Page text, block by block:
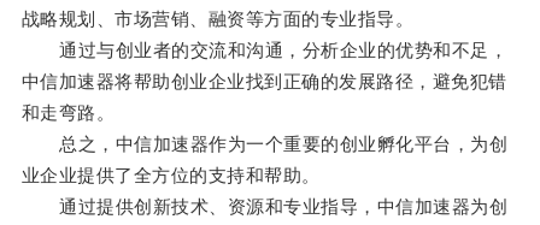
战略规划、市场营销、融资等方面的专业指导。
通过与创业者的交流和沟通，分析企业的优势和不足，
中信加速器将帮助创业企业找到正确的发展路径，避免犯错
和走弯路。
总之，中信加速器作为一个重要的创业孵化平台，为创
业企业提供了全方位的支持和帮助。
通过提供创新技术、资源和专业指导，中信加速器为创